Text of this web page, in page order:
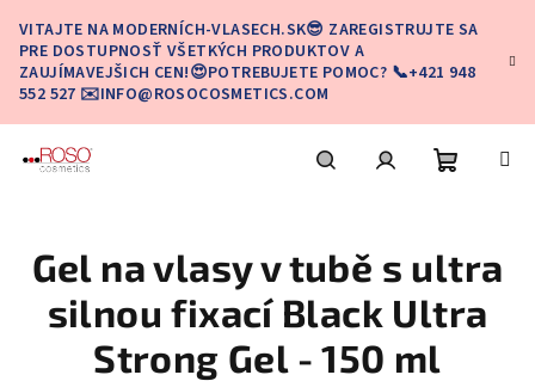
obsah
VITAJTE NA MODERNÍCH-VLASECH.SK😎 ZAREGISTRUJTE SA
PRE DOSTUPNOSŤ VŠETKÝCH PRODUKTOV A
ZAUJÍMAVEJŠICH CEN!😍POTREBUJETE POMOC? 📞+421 948
552 527 ✉️INFO@ROSOCOSMETICS.COM
košík
Gel na vlasy v tubě s ultra
silnou fixací Black Ultra
Strong Gel - 150 ml